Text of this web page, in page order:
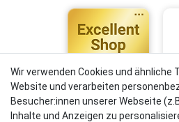
Wir verwenden Cookies und ähnliche
Website und verarbeiten
Besucher:innen unserer Webseite
Inhalte und Anzeigen zu